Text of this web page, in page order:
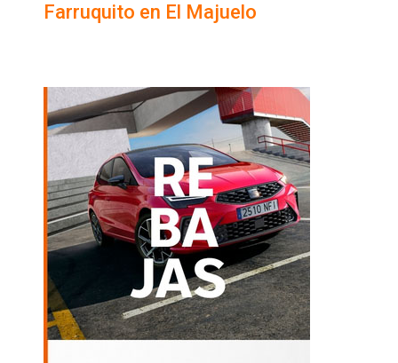
Farruquito en El Majuelo